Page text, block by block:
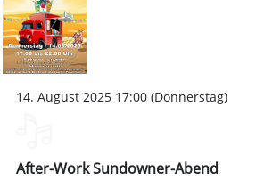
14. August 2025 17:00 (Donnerstag)
After-Work Sundowner-Abend